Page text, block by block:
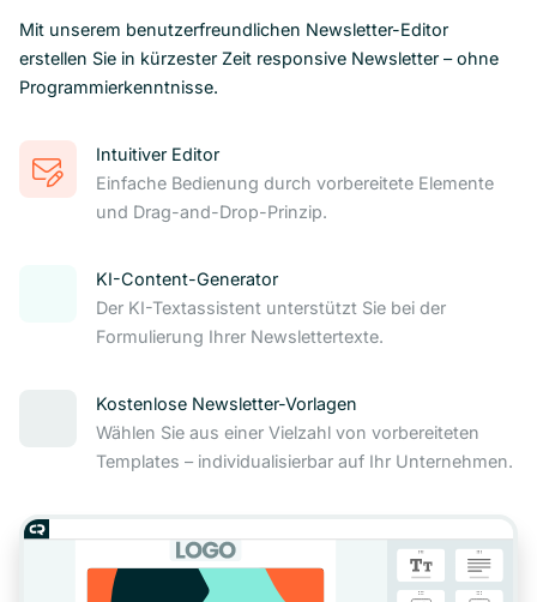
Mit unserem benutzerfreundlichen Newsletter-Editor
erstellen Sie in kürzester Zeit responsive Newsletter – ohne
Programmierkenntnisse.
Intuitiver Editor
Einfache Bedienung durch vorbereitete Elemente
und Drag-and-Drop-Prinzip.
KI-Content-Generator
Der KI-Textassistent unterstützt Sie bei der
Formulierung Ihrer Newslettertexte.
Kostenlose Newsletter-Vorlagen
Wählen Sie aus einer Vielzahl von vorbereiteten
Templates – individualisierbar auf Ihr Unternehmen.